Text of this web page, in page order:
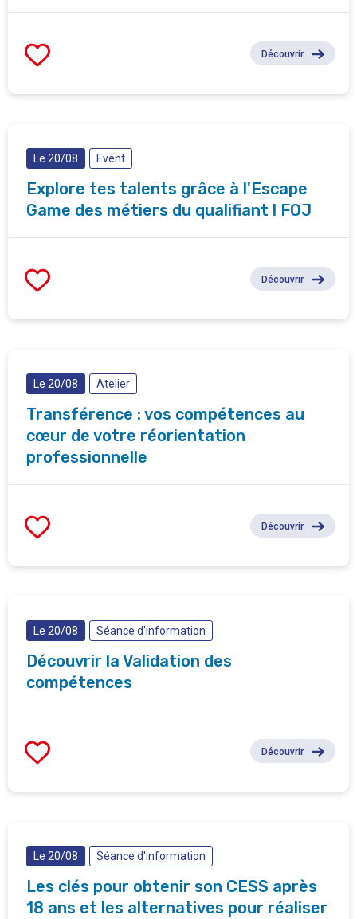
Découvrir
Le 20/08 Event
Explore tes talents grâce à l'Escape
Game des métiers du qualifiant ! FOJ
Découvrir
Le 20/08 Atelier
Transférence : vos compétences au
cœur de votre réorientation
professionnelle
Découvrir
Le 20/08 Séance d'information
Découvrir la Validation des
compétences
Découvrir
Le 20/08 Séance d'information
Les clés pour obtenir son CESS après
18 ans et les alternatives pour réaliser